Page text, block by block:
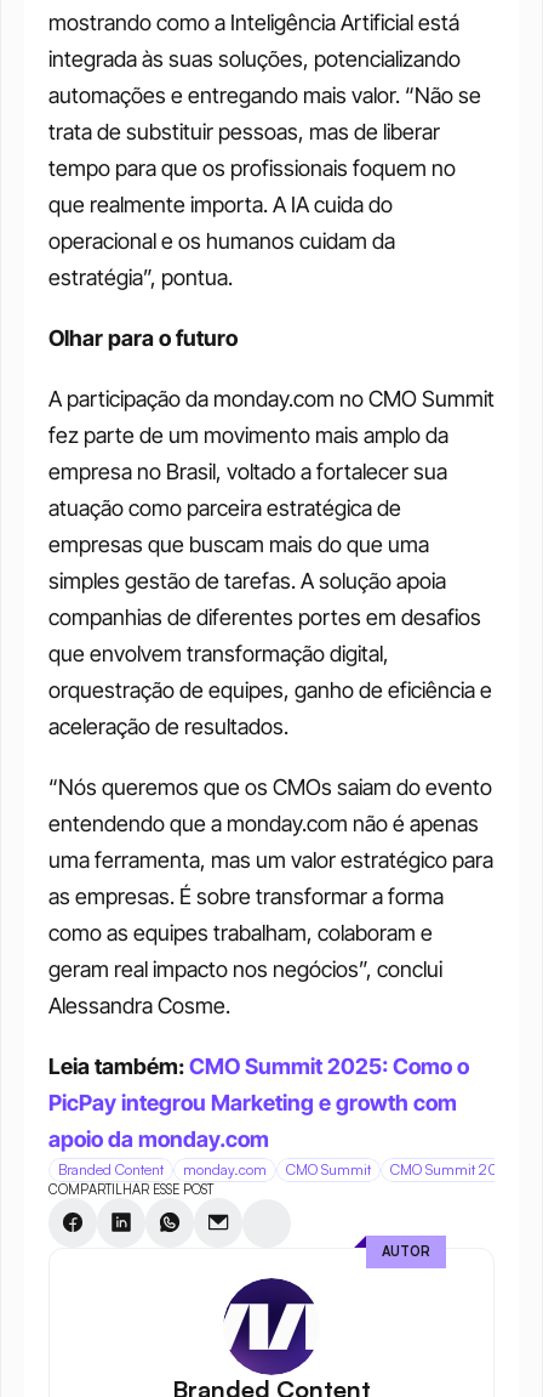
mostrando como a Inteligência Artificial está
integrada às suas soluções, potencializando
automações e entregando mais valor. “Não se
trata de substituir pessoas, mas de liberar
tempo para que os profissionais foquem no
que realmente importa. A IA cuida do
operacional e os humanos cuidam da
estratégia”, pontua.
Olhar para o futuro
A participação da monday.com no CMO Summit
fez parte de um movimento mais amplo da
empresa no Brasil, voltado a fortalecer sua
atuação como parceira estratégica de
empresas que buscam mais do que uma
simples gestão de tarefas. A solução apoia
companhias de diferentes portes em desafios
que envolvem transformação digital,
orquestração de equipes, ganho de eficiência e
aceleração de resultados.
“Nós queremos que os CMOs saiam do evento
entendendo que a monday.com não é apenas
uma ferramenta, mas um valor estratégico para
as empresas. É sobre transformar a forma
como as equipes trabalham, colaboram e
geram real impacto nos negócios”, conclui
Alessandra Cosme.
Leia também: CMO Summit 2025: Como o
PicPay integrou Marketing e growth com
apoio da monday.com
Branded Content monday.com CMO Summit CMO Summit 2025
COMPARTILHAR ESSE POST
Branded Content
AUTOR